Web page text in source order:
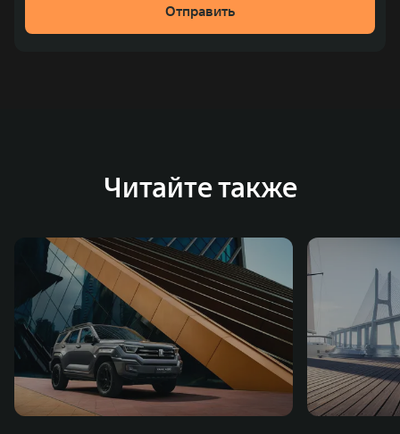
Отправить
Читайте также